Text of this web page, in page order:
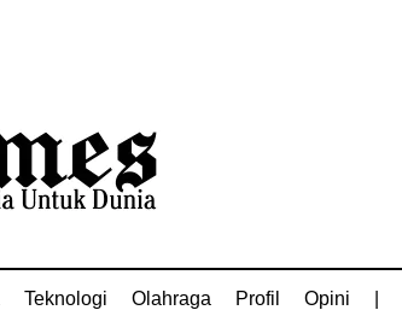
Teknologi Olahraga Profil Opini